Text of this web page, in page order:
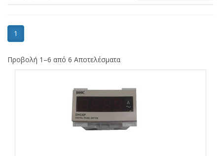
1
Προβολή 1–6 από 6 Αποτελέσματα